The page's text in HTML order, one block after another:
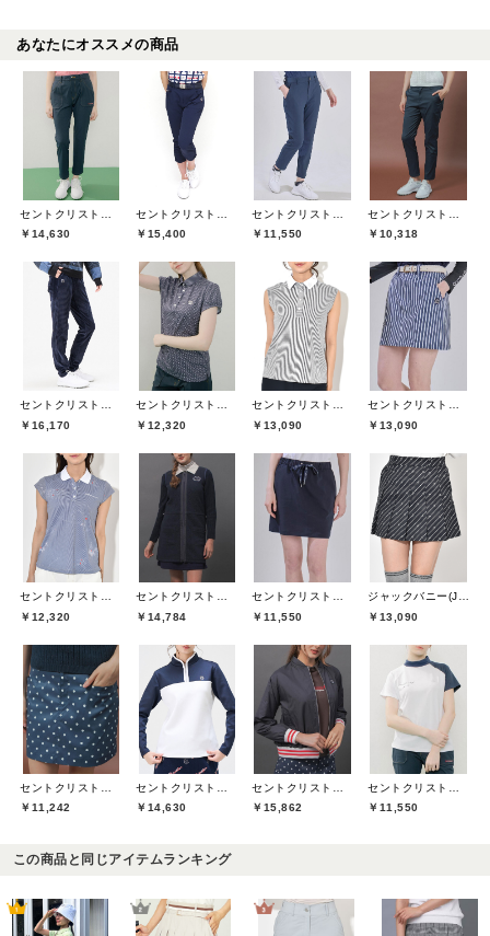
あなたにオススメの商品
￥14,630
￥15,400
￥11,550
￥10,318
セントクリストファーゴルフ(St.ChristopherGolf)
￥16,170
セントクリストファーゴルフ(St.ChristopherGolf)
￥12,320
セントクリストファーゴルフ(St.ChristopherGolf)
￥13,090
セントクリストファーゴルフ(St.ChristopherGolf)
￥13,090
セントクリストファーゴルフ(St.ChristopherGolf)
￥12,320
セントクリストファーゴルフ(St.ChristopherGolf)
￥14,784
セントクリストファーゴルフ(St.ChristopherGolf)
￥11,550
ジャックバニー(Jack Bunny)
￥13,090
セントクリストファーゴルフ(St.ChristopherGolf)
￥11,242
セントクリストファーゴルフ(St.ChristopherGolf)
￥14,630
セントクリストファーゴルフ(St.ChristopherGolf)
￥15,862
セントクリストファーゴルフ(St.ChristopherGolf)
￥11,550
この商品と同じアイテムランキング